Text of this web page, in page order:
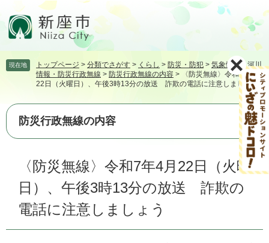
頭飛
て
文
現在地 トップページ > 分類でさがす > くらし > 防災・防犯 > 気象情報・河川
情報・防災行政無線 > 防災行政無線の内容 >
〈防災無線〉令和7年4月
22日（火曜日）、午後3時13分の放送 詐欺の電話に注意しましょう
防災行政無線の内容
〈防災無線〉令和7年4月22日（火曜
日）、午後3時13分の放送 詐欺の
電話に注意しましょう